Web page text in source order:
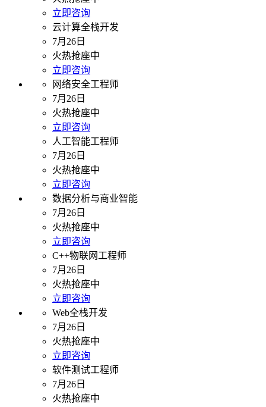
立即咨询
云计算全栈开发
7月26日
火热抢座中
立即咨询
网络安全工程师
7月26日
火热抢座中
立即咨询
人工智能工程师
7月26日
火热抢座中
立即咨询
数据分析与商业智能
7月26日
火热抢座中
立即咨询
C++物联网工程师
7月26日
火热抢座中
立即咨询
Web全栈开发
7月26日
火热抢座中
立即咨询
软件测试工程师
7月26日
火热抢座中